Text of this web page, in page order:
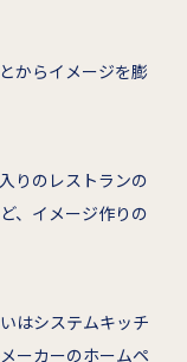
からイメージを膨
りのレストランの
、イメージ作りの
はシステムキッチ
ーカーのホームペ